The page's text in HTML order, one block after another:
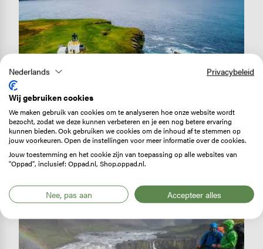
Wandelen in Schotland: de
mooiste gebieden en routes
Lees verder
Nederlands Privacybeleid
Wij gebruiken cookies
We maken gebruik van cookies om te analyseren hoe onze website wordt
bezocht, zodat we deze kunnen verbeteren en je een nog betere ervaring
kunnen bieden. Ook gebruiken we cookies om de inhoud af te stemmen op
jouw voorkeuren. Open de instellingen voor meer informatie over de cookies.
Jouw toestemming en het cookie zijn van toepassing op alle websites van
"Oppad", inclusief: Oppad.nl, Shop.oppad.nl.
Nee, pas aan Accepteer alles